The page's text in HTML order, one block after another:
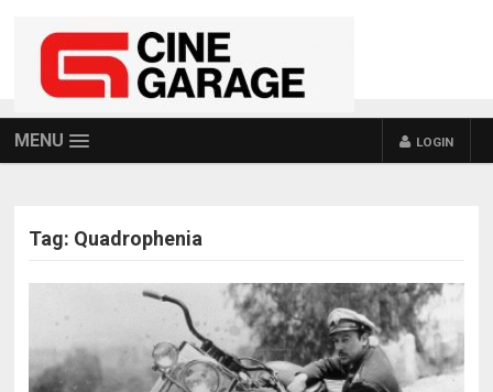
MENU LOGIN
Tag: Quadrophenia